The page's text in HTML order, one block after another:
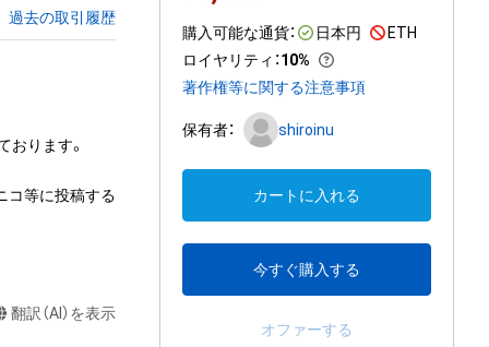
過去の取引履歴
おります。
コ等に投稿する
翻訳（AI）を表示
購入可能な通貨： 日本円
ETH
ロイヤリティ ：10%
著作権等に関する注意事項
保有者： shiroinu
カートに入れる
今すぐ購入する
オファーする